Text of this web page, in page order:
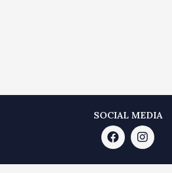
SOCIAL MEDIA